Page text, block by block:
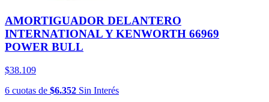
AMORTIGUADOR DELANTERO
INTERNATIONAL Y KENWORTH 66969
POWER BULL
$38.109
6 cuotas de $6.352 Sin Interés